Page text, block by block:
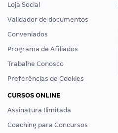
Loja Social
Validador de documentos
Conveniados
Programa de Afiliados
Trabalhe Conosco
Preferências de Cookies
CURSOS ONLINE
Assinatura Ilimitada
Coaching para Concursos